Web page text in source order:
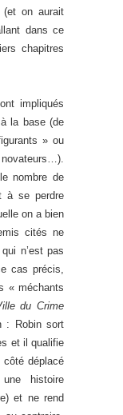
(et on aurait
dans ce
chapitres
impliqués
la base (de
» ou
nombre de
à se perdre
on a bien
cités ne
n’est pas
cas précis,
« méchants
du Crime
: Robin sort
et il qualifie
côté déplacé
histoire
et ne rend